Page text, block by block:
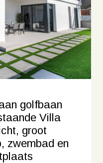
golfbaan
Villa
groot
zwembad en